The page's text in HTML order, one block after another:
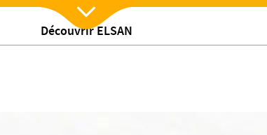
Découvrir ELSAN
Nx:Afficher menu